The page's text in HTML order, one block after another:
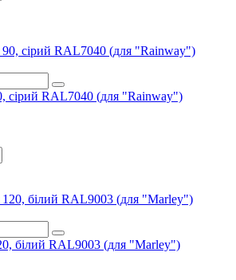
сірий RAL7040 (для "Rainway")
білий RAL9003 (для "Marley")